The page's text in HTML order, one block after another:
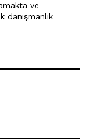
ve
danışmanlık